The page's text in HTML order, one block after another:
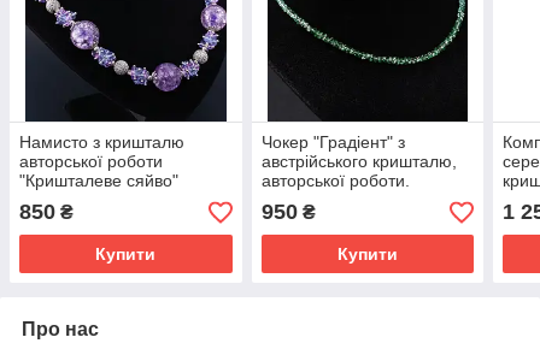
Намисто з кришталю
авторської роботи
"Кришталеве сяйво"
850 ₴
Купити
Чокер "Градіент" з
австрійського кришталю,
авторської роботи.
950₴
Купити
1
Про нас